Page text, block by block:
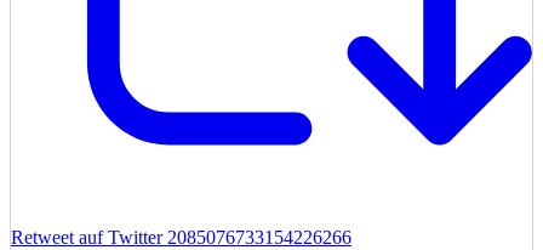
Retweet auf Twitter 2085076733154226266